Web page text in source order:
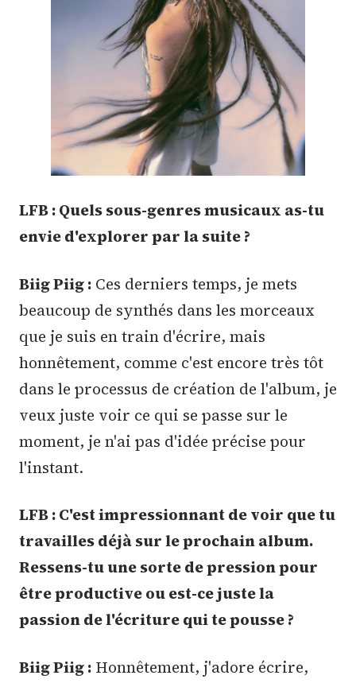
LFB : Quels sous-genres musicaux as-tu
envie d'explorer par la suite ?
Biig Piig : Ces derniers temps, je mets
beaucoup de synthés dans les morceaux
que je suis en train d'écrire, mais
honnêtement, comme c'est encore très tôt
dans le processus de création de l'album, je
veux juste voir ce qui se passe sur le
moment, je n'ai pas d'idée précise pour
l'instant.
LFB : C'est impressionnant de voir que tu
travailles déjà sur le prochain album.
Ressens-tu une sorte de pression pour
être productive ou est-ce juste la
passion de l'écriture qui te pousse ?
Biig Piig : Honnêtement, j'adore écrire,